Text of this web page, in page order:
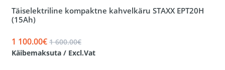
Täiselektriline kompaktne kahvelkäru STAXX EPT20H
(15Ah)
1 100.00€ 1 600.00€
Käibemaksuta / Excl.Vat